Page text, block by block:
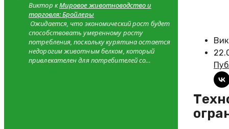
Технологии вертикального земледелия: перспективы и
Виктор кМировое животноводство и
торговля: Бройлеры
Ожидается, что экономический рост будет
способствовать умеренному росту
потребления, поскольку курятина остается
недорогим животным белком, который
привлекателен для потребителей со…